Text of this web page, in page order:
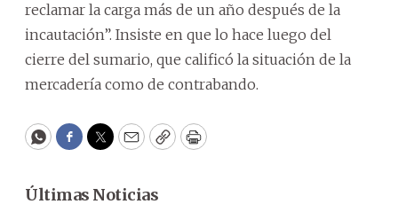
reclamar la carga más de un año después de la
incautación”. Insiste en que lo hace luego del
cierre del sumario, que calificó la situación de la
mercadería como de contrabando.
WhatsApp
Facebook
Twitter
EmailCopyPrint
Últimas Noticias